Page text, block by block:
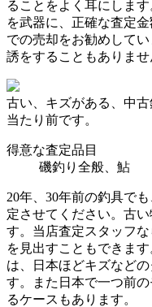
ることをよく耳にしま
を武器に、正確な査定
での売却をお勧めして
誘をすることもありませ
古い、キズがある、中古
当たり前です。
得意な査定品目
磯釣り全般、鮎
20年、30年前の釣具で
定させてください。古
す。当店査定スタッフ
を見出すこともできま
は、日本ほどキズなど
す。また日本で一つ前
るケースもあります。